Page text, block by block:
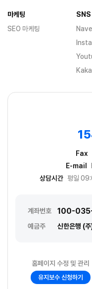
Fax
E-mail
상담시간 평일
계좌번호 100-
예금주 신한은행 (
홈페이지 수정 및 관리
유지보수 신청하기
마케팅
SEO 마케팅
SNS